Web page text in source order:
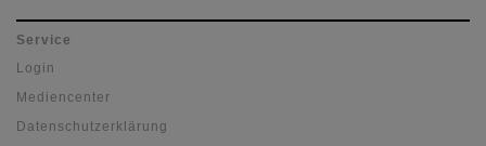
Service
Login
Mediencenter
Datenschutzerklärung